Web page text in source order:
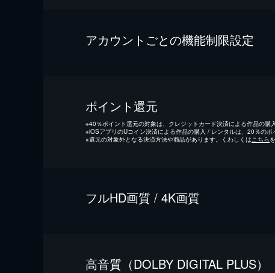
アカウントごとの機能制限設定
ポイント還元
※40％ポイント還元の対象は、クレジットカード決済による作品の購
※iOSアプリのUコイン決済による作品の購入 / レンタルは、20％のポ
※還元の対象外となる決済方法や商品があります。くわしくは こちら
フルHD画質 / 4K画質
⾼⾳質（DOLBY DIGITAL PLUS）